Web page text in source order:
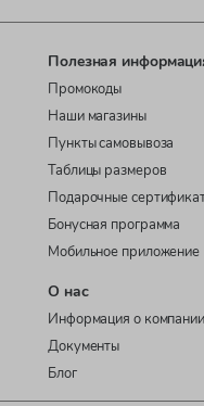
Полезная
Промокоды
Наши магазины
Пункты самовывоза
Таблицы размеров
Подарочные
Бонусная программа
Мобильное приложение
О нас
Информация о компании
Документы
Блог